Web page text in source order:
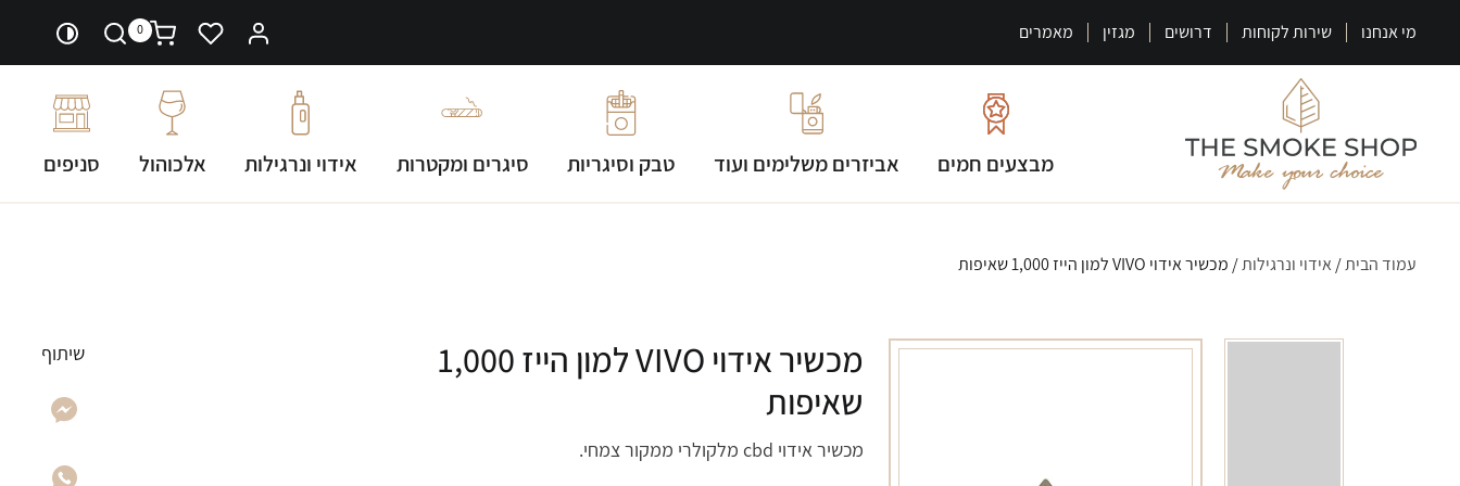
מי אנחנו שירות לקוחות דרושים מגזין מאמרים 0
מבצעים חמים אביזרים משלימים ועוד טבק וסיגריות סיגרים ומקטרות אידוי ונרגילות אלכוהול סניפים
עמוד הבית/ אידוי ונרגילות/ מכשיר אידוי VIVO למון הייז 1,000 שאיפות
מכשיר אידוי VIVO למון הייז 1,000
שאיפות
מכשיר אידוי cbd מלקולרי ממקור צמחי.
שיתוף